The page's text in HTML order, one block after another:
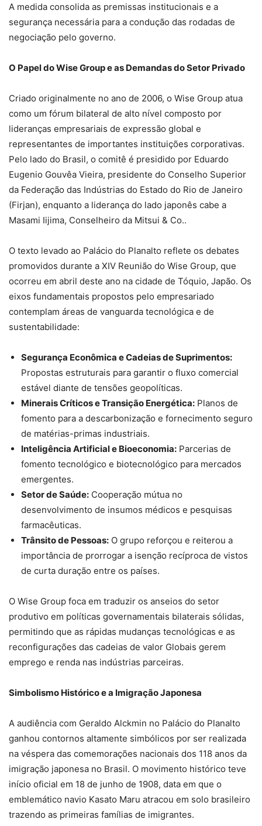
A medida consolida as premissas institucionais e a
segurança necessária para a condução das rodadas de
negociação pelo governo.
O Papel do Wise Group e as Demandas do Setor Privado
Criado originalmente no ano de 2006, o Wise Group atua
como um fórum bilateral de alto nível composto por
lideranças empresariais de expressão global e
representantes de importantes instituições corporativas.
Pelo lado do Brasil, o comitê é presidido por Eduardo
Eugenio Gouvêa Vieira, presidente do Conselho Superior
da Federação das Indústrias do Estado do Rio de Janeiro
(Firjan), enquanto a liderança do lado japonês cabe a
Masami Iijima, Conselheiro da Mitsui & Co..
O texto levado ao Palácio do Planalto reflete os debates
promovidos durante a XIV Reunião do Wise Group, que
ocorreu em abril deste ano na cidade de Tóquio, Japão. Os
eixos fundamentais propostos pelo empresariado
contemplam áreas de vanguarda tecnológica e de
sustentabilidade:
Segurança Econômica e Cadeias de Suprimentos:
Propostas estruturais para garantir o fluxo comercial
estável diante de tensões geopolíticas.
Minerais Críticos e Transição Energética: Planos de
fomento para a descarbonização e fornecimento seguro
de matérias-primas industriais.
Inteligência Artificial e Bioeconomia: Parcerias de
fomento tecnológico e biotecnológico para mercados
emergentes.
Setor de Saúde: Cooperação mútua no
desenvolvimento de insumos médicos e pesquisas
farmacêuticas.
Trânsito de Pessoas: O grupo reforçou e reiterou a
importância de prorrogar a isenção recíproca de vistos
de curta duração entre os países.
O Wise Group foca em traduzir os anseios do setor
produtivo em políticas governamentais bilaterais sólidas,
permitindo que as rápidas mudanças tecnológicas e as
reconfigurações das cadeias de valor Globais gerem
emprego e renda nas indústrias parceiras.
Simbolismo Histórico e a Imigração Japonesa
A audiência com Geraldo Alckmin no Palácio do Planalto
ganhou contornos altamente simbólicos por ser realizada
na véspera das comemorações nacionais dos 118 anos da
imigração japonesa no Brasil. O movimento histórico teve
início oficial em 18 de junho de 1908, data em que o
emblemático navio Kasato Maru atracou em solo brasileiro
trazendo as primeiras famílias de imigrantes.